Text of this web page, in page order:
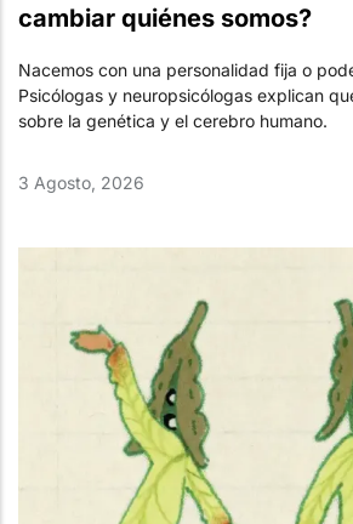
cambiar quiénes somos?
Nacemos con una personalidad fija o
Psicólogas y neuropsicólogas explican
sobre la genética y el cerebro humano.
3 Agosto, 2026